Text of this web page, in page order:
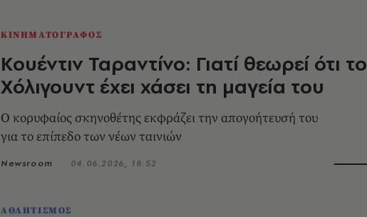
ΚΙΝΗΜΑΤΟΓΡΑΦΟΣ
Κουέντιν Ταραντίνο: Γιατί θεωρεί ότι το
Χόλιγουντ έχει χάσει τη μαγεία του
Ο κορυφαίος σκηνοθέτης εκφράζει την απογοήτευσή του
για το επίπεδο των νέων ταινιών
Newsroom 04.06.2026, 18:52
ΑΘΛΗΤΙΣΜΟΣ